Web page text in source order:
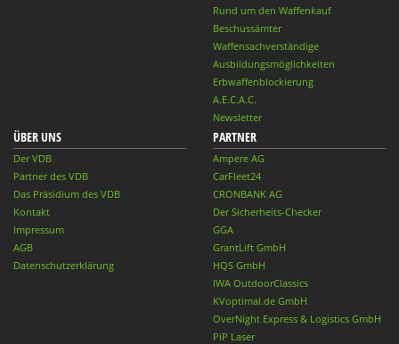
Rund um den Waffenkauf
Beschussämter
Waffensachverständige
Ausbildungsmöglichkeiten
Erbwaffenblockierung
A.E.C.A.C.
Newsletter
ÜBER UNS
Der VDB
Partner des VDB
Das Präsidium des VDB
Kontakt
Impressum
AGB
Datenschutzerklärung
PARTNER
Ampere AG
CarFleet24
CRONBANK AG
Der Sicherheits-Checker
GGA
GrantLift GmbH
HQS GmbH
IWA OutdoorClassics
KVoptimal.de GmbH
OverNight Express & Logistics GmbH
PiP Laser